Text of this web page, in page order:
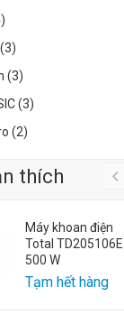
(3)
(3)
(2)
thích
Máy khoan điện
Total TD205106E
500 W
Tạm hết hàng